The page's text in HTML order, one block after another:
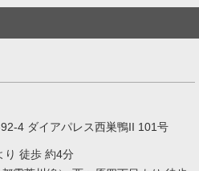
4 ダイアパレス西巣鴨II 101号
り 徒歩 約4分